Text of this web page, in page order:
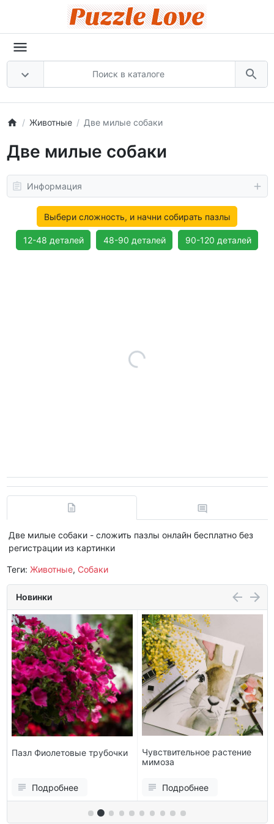
Животные Две милые собаки
Две милые собаки
Информация
Выбери сложность, и начни собирать пазлы
12-48 деталей 48-90 деталей 90-120 деталей
Две милые собаки - сложить пазлы онлайн бесплатно без
регистрации из картинки
Теги: Животные, Собаки
Новинки
Пазл Фиолетовые трубочки
Подробнее
Чувствительное растение
мимоза
Подробнее